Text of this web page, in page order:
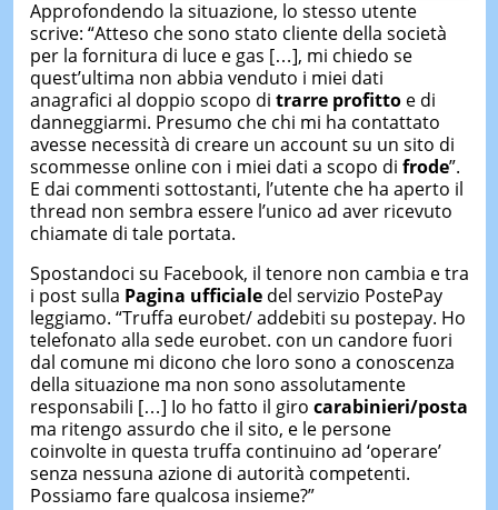
Approfondendo la situazione, lo stesso utente
scrive: “Atteso che sono stato cliente della società
per la fornitura di luce e gas […], mi chiedo se
quest’ultima non abbia venduto i miei dati
anagrafici al doppio scopo di trarre profittoe di
danneggiarmi. Presumo che chi mi ha contattato
avesse necessità di creare un account su un sito di
scommesse online con i miei dati a scopo di frode”.
E dai commenti sottostanti, l’utente che ha aperto il
thread non sembra essere l’unico ad aver ricevuto
chiamate di tale portata.
Spostandoci su Facebook, il tenore non cambia e tra
i post sulla Pagina ufficialedel servizio PostePay
leggiamo. “Truffa eurobet/ addebiti su postepay. Ho
telefonato alla sede eurobet. con un candore fuori
dal comune mi dicono che loro sono a conoscenza
della situazione ma non sono assolutamente
responsabili […] Io ho fatto il giro carabinieri/posta
ma ritengo assurdo che il sito, e le persone
coinvolte in questa truffa continuino ad ‘operare’
senza nessuna azione di autorità competenti.
Possiamo fare qualcosa insieme?”